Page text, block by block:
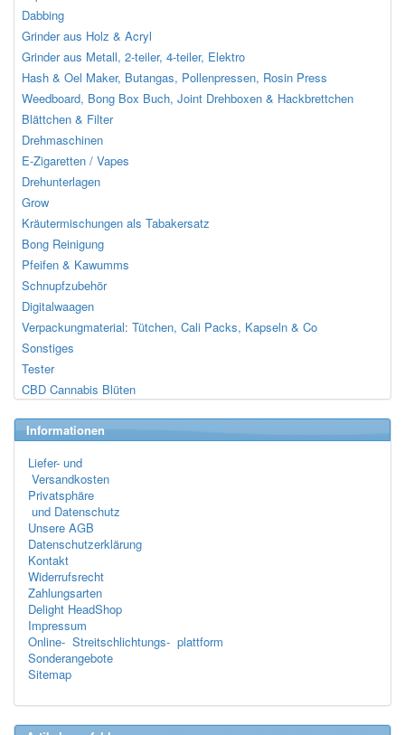
Dabbing
Grinder aus Holz & Acryl
Grinder aus Metall, 2-teiler, 4-teiler, Elektro
Hash & Oel Maker, Butangas, Pollenpressen, Rosin Press
Weedboard, Bong Box Buch, Joint Drehboxen & Hackbrettchen
Blättchen & Filter
Drehmaschinen
E-Zigaretten / Vapes
Drehunterlagen
Grow
Kräutermischungen als Tabakersatz
Bong Reinigung
Pfeifen & Kawumms
Schnupfzubehör
Digitalwaagen
Verpackungmaterial: Tütchen, Cali Packs, Kapseln & Co
Sonstiges
Tester
CBD Cannabis Blüten
Informationen
Liefer- und
Versandkosten
Privatsphäre
und Datenschutz
Unsere AGB
Datenschutzerklärung
Kontakt
Widerrufsrecht
Zahlungsarten
Delight HeadShop
Impressum
Online- Streitschlichtungs- plattform
Sonderangebote
Sitemap